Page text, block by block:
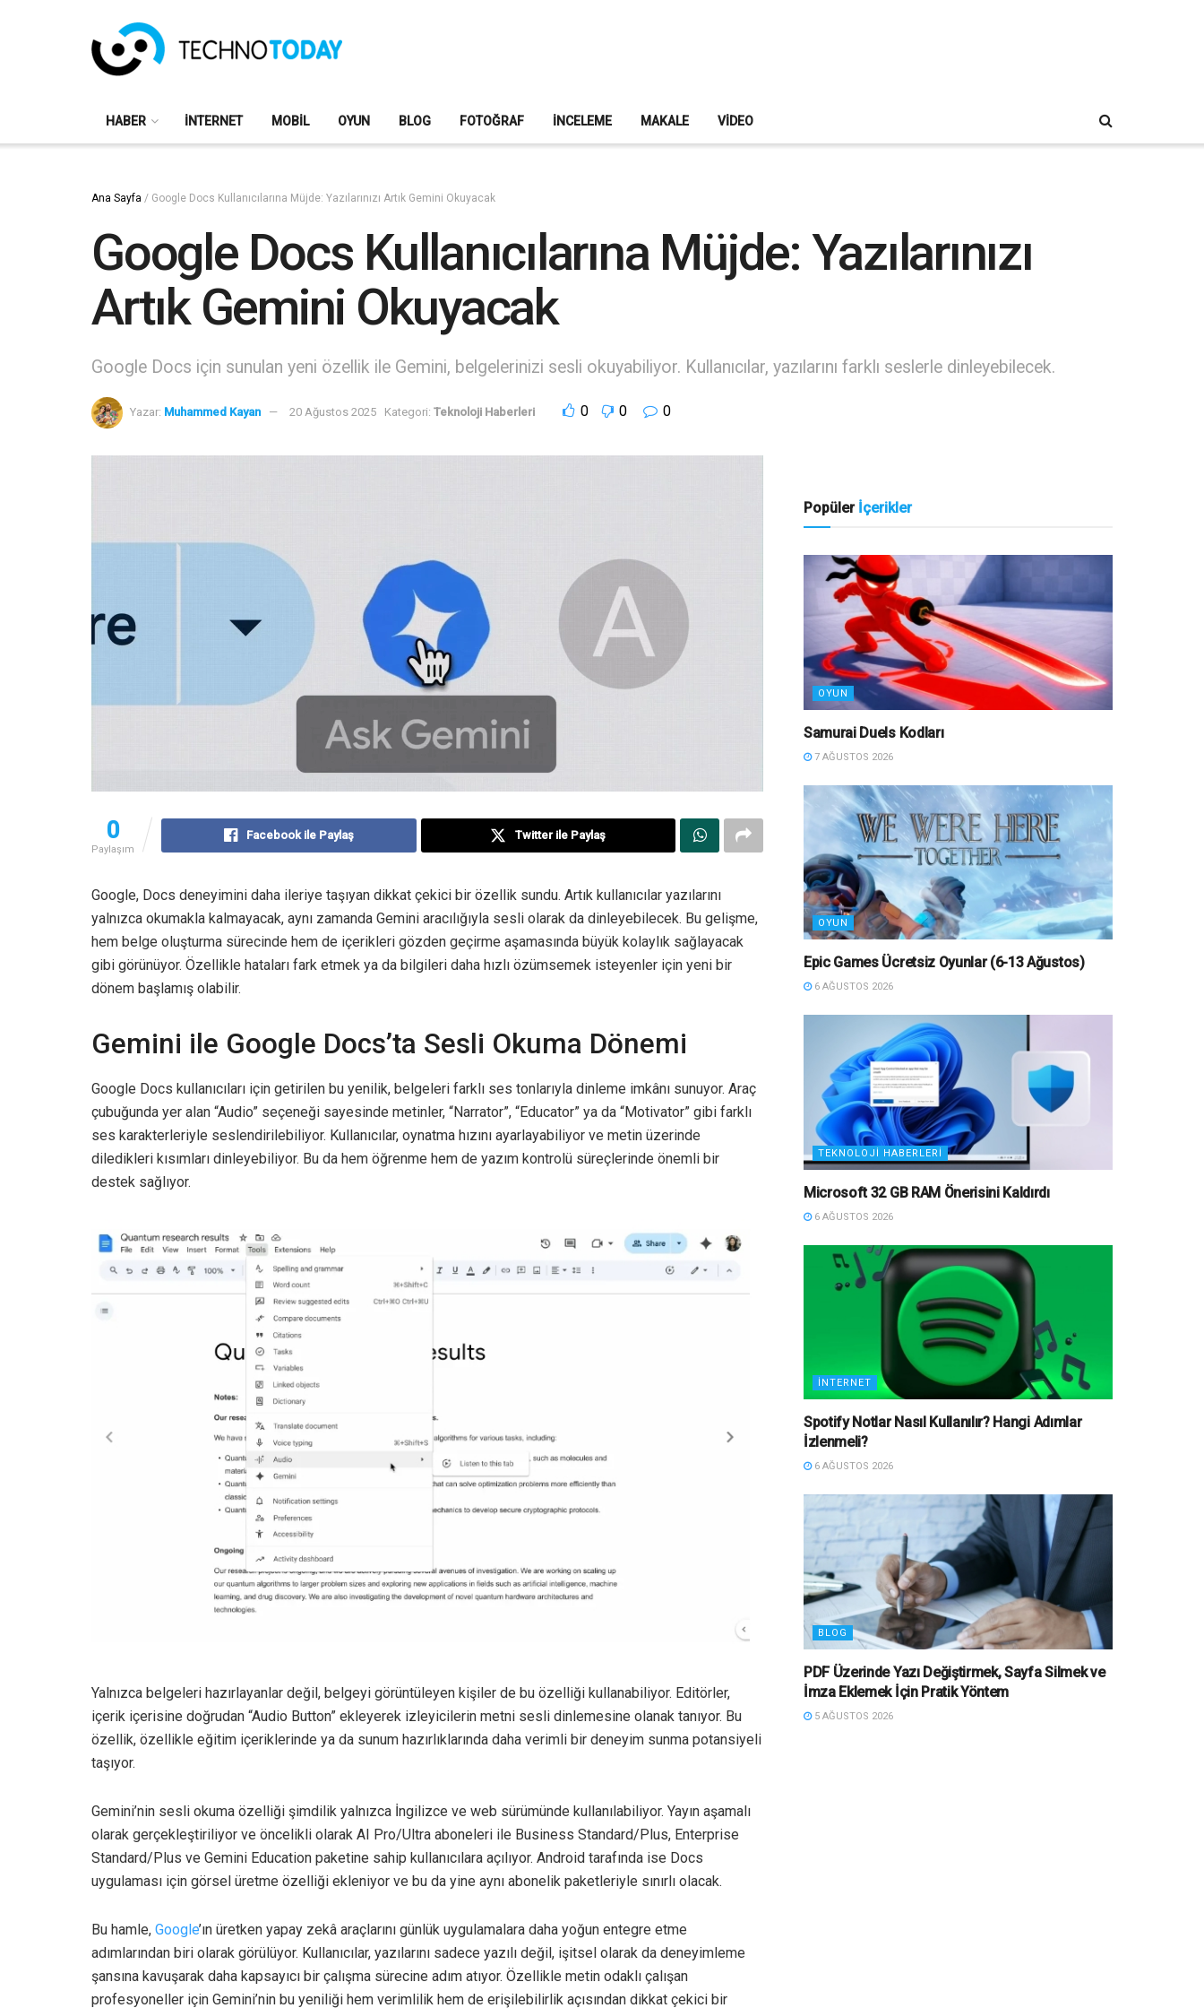
HABER İNTERNET MOBIL OYUN BLOG FOTOĞRAF İNCELEME MAKALE VIDEO
Ana Sayfa / Google Docs Kullanıcılarına Müjde: Yazılarınızı Artık Gemini Okuyacak
Google Docs Kullanıcılarına Müjde: Yazılarınızı
Artık Gemini Okuyacak
Google Docs için sunulan yeni özellik ile Gemini, belgelerinizi sesli okuyabiliyor. Kullanıcılar, yazılarını farklı seslerle dinleyebilecek.
Yazar: Muhammed Kayan 20 Ağustos 2025 Kategori: Teknoloji Haberleri 0 0 0
0
Paylaşım
Facebook ile Paylaş Twitter ile Paylaş
Google, Docs deneyimini daha ileriye taşıyan dikkat çekici bir özellik sundu. Artık kullanıcılar yazılarını
yalnızca okumakla kalmayacak, aynı zamanda Gemini aracılığıyla sesli olarak da dinleyebilecek. Bu gelişme,
hem belge oluşturma sürecinde hem de içerikleri gözden geçirme aşamasında büyük kolaylık sağlayacak
gibi görünüyor. Özellikle hataları fark etmek ya da bilgileri daha hızlı özümsemek isteyenler için yeni bir
dönem başlamış olabilir.
Gemini ile Google Docs’ta Sesli Okuma Dönemi
Google Docs kullanıcıları için getirilen bu yenilik, belgeleri farklı ses tonlarıyla dinleme imkânı sunuyor. Araç
çubuğunda yer alan “Audio” seçeneği sayesinde metinler, “Narrator”, “Educator” ya da “Motivator” gibi farklı
ses karakterleriyle seslendirilebiliyor. Kullanıcılar, oynatma hızını ayarlayabiliyor ve metin üzerinde
diledikleri kısımları dinleyebiliyor. Bu da hem öğrenme hem de yazım kontrolü süreçlerinde önemli bir
destek sağlıyor.
Yalnızca belgeleri hazırlayanlar değil, belgeyi görüntüleyen kişiler de bu özelliği kullanabiliyor. Editörler,
içerik içerisine doğrudan “Audio Button” ekleyerek izleyicilerin metni sesli dinlemesine olanak tanıyor. Bu
özellik, özellikle eğitim içeriklerinde ya da sunum hazırlıklarında daha verimli bir deneyim sunma potansiyeli
taşıyor.
Gemini’nin sesli okuma özelliği şimdilik yalnızca İngilizce ve web sürümünde kullanılabiliyor. Yayın aşamalı
olarak gerçekleştiriliyor ve öncelikli olarak AI Pro/Ultra aboneleri ile Business Standard/Plus, Enterprise
Standard/Plus ve Gemini Education paketine sahip kullanıcılara açılıyor. Android tarafında ise Docs
uygulaması için görsel üretme özelliği ekleniyor ve bu da yine aynı abonelik paketleriyle sınırlı olacak.
Bu hamle, Google’ın üretken yapay zekâ araçlarını günlük uygulamalara daha yoğun entegre etme
adımlarından biri olarak görülüyor. Kullanıcılar, yazılarını sadece yazılı değil, işitsel olarak da deneyimleme
şansına kavuşarak daha kapsayıcı bir çalışma sürecine adım atıyor. Özellikle metin odaklı çalışan
profesyoneller için Gemini’nin bu yeniliği hem verimlilik hem de erişilebilirlik açısından dikkat çekici bir
Popüler İçerikler
OYUN
Samurai Duels Kodları
7 AĞUSTOS 2026
OYUN
Epic Games Ücretsiz Oyunlar (6-13 Ağustos)
6 AĞUSTOS 2026
TEKNOLOJI HABERLERI
Microsoft 32 GB RAM Önerisini Kaldırdı
6 AĞUSTOS 2026
İNTERNET
Spotify Notlar Nasıl Kullanılır? Hangi Adımlar
İzlenmeli?
6 AĞUSTOS 2026
BLOG
PDF Üzerinde Yazı Değiştirmek, Sayfa Silmek ve
İmza Eklemek İçin Pratik Yöntem
5 AĞUSTOS 2026